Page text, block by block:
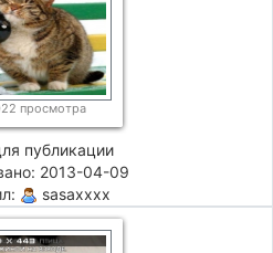
просмотра
публикации
2013-04-09
sasaxxxx